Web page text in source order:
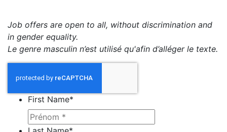
Job offers are open to all, without discrimination and
in gender equality.
Le genre masculin n’est utilisé qu'afin d’alléger le texte.
First Name*